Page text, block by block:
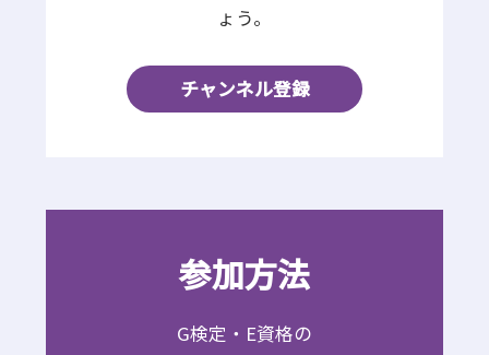
ょう。
チャンネル登録
参加方法
G検定・E資格の